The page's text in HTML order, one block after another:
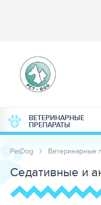
ВЕТЕРИНАРНЫЕ
ПРЕПАРАТЫ
PetDog Ветеринарные
Седативные и